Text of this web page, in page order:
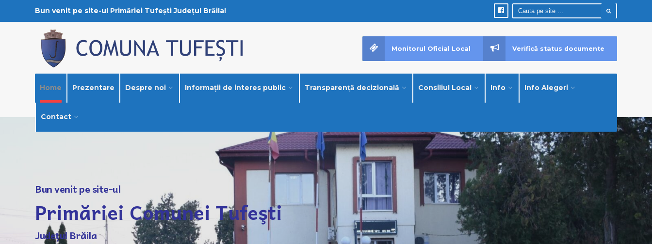
Bun venit pe site-ul Primăriei Tufești Județul Brăila!
Home Prezentare Despre noi Informații de interes public Transparență decizională Consiliul Local Info Info Alegeri
Contact
Monitorul Oficial Local Verifică status documente
Bun venit pe site-ul
Primăriei Comunei Tufeşti
Județul Brăila